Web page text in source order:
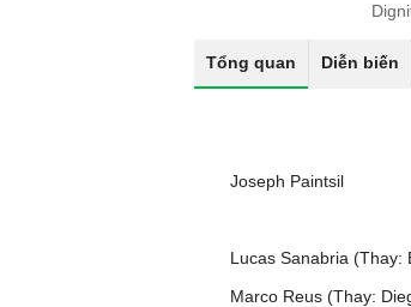
Tổng quan Diễn biến
Joseph Paintsil
Lucas Sanabria (Thay:
Marco Reus (Thay: